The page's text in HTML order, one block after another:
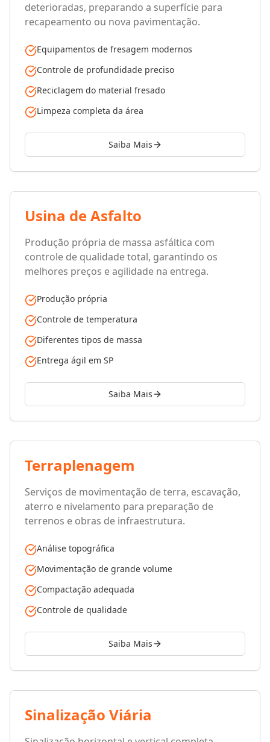
deterioradas, preparando a superfície para
recapeamento ou nova pavimentação.
Equipamentos de fresagem modernos
Controle de profundidade preciso
Reciclagem do material fresado
Limpeza completa da área
Saiba Mais
Usina de Asfalto
Produção própria de massa asfáltica com
controle de qualidade total, garantindo os
melhores preços e agilidade na entrega.
Produção própria
Controle de temperatura
Diferentes tipos de massa
Entrega ágil em SP
Saiba Mais
Terraplenagem
Serviços de movimentação de terra, escavação,
aterro e nivelamento para preparação de
terrenos e obras de infraestrutura.
Análise topográfica
Movimentação de grande volume
Compactação adequada
Controle de qualidade
Saiba Mais
Sinalização Viária